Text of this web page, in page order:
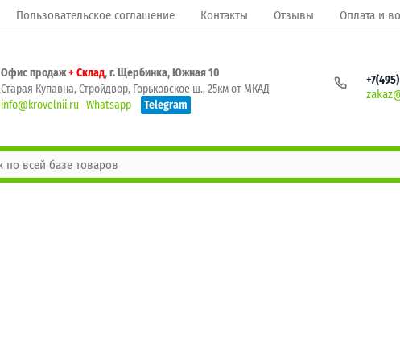
Пользовательское соглашение Контакты Отзывы Оплата и
Офис продаж+ Склад, г. Щербинка, Южная 10
Старая Купавна, Стройдвор, Горьковское ш., 25км от МКАД
info@krovelnii.ru Whatsapp Telegram